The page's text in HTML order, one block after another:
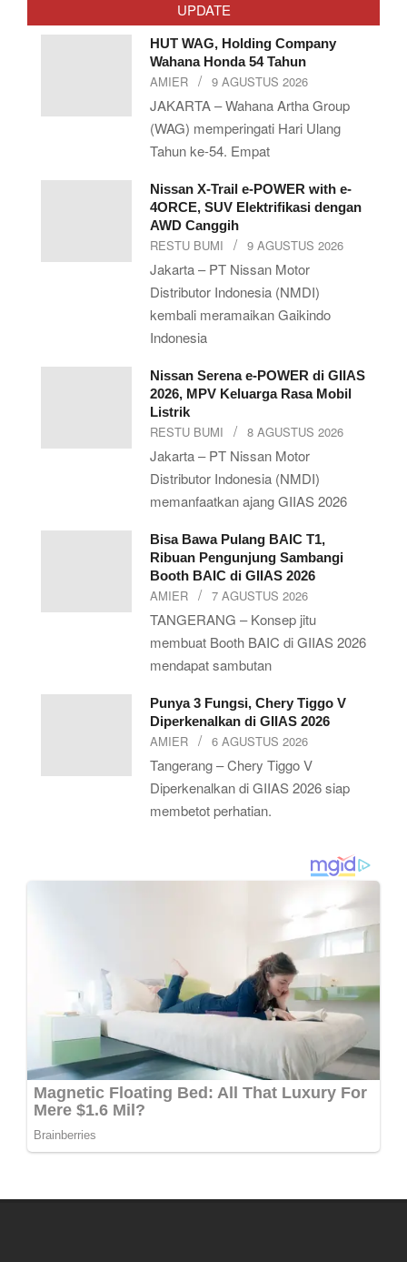
UPDATE
HUT WAG, Holding Company
Wahana Honda 54 Tahun
AMIER 9 AGUSTUS 2026
JAKARTA – Wahana Artha Group
(WAG) memperingati Hari Ulang
Tahun ke-54. Empat
Nissan X-Trail e-POWER with e-
4ORCE, SUV Elektrifikasi dengan
AWD Canggih
RESTU BUMI 9 AGUSTUS 2026
Jakarta – PT Nissan Motor
Distributor Indonesia (NMDI)
kembali meramaikan Gaikindo
Indonesia
Nissan Serena e-POWER di GIIAS
2026, MPV Keluarga Rasa Mobil
Listrik
RESTU BUMI 8 AGUSTUS 2026
Jakarta – PT Nissan Motor
Distributor Indonesia (NMDI)
memanfaatkan ajang GIIAS 2026
Bisa Bawa Pulang BAIC T1,
Ribuan Pengunjung Sambangi
Booth BAIC di GIIAS 2026
AMIER 7 AGUSTUS 2026
TANGERANG – Konsep jitu
membuat Booth BAIC di GIIAS 2026
mendapat sambutan
Punya 3 Fungsi, Chery Tiggo V
Diperkenalkan di GIIAS 2026
AMIER 6 AGUSTUS 2026
Tangerang – Chery Tiggo V
Diperkenalkan di GIIAS 2026 siap
membetot perhatian.